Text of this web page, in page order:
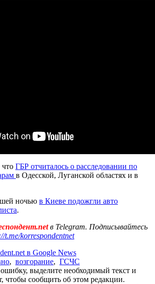
что ГБР отчиталось о расследовании по
в Одесской, Луганской областях и в
ночью в Киеве подожгли авто
.
в Telegram. Подписывайтесь
t.me/korrespondentnet
в Google News
, возгорание, ГСЧС
выделите необходимый текст и
чтобы сообщить об этом редакции.